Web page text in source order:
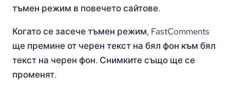
тъмен режим в повечето сайтове.
Когато се засече тъмен режим, FastComments
ще премине от черен текст на бял фон към бял
текст на черен фон. Снимките също ще се
променят.